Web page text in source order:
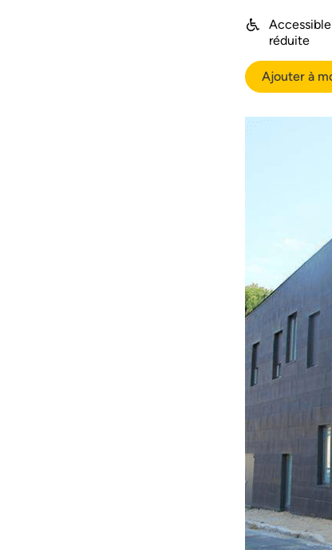
réduite
Ajouter à